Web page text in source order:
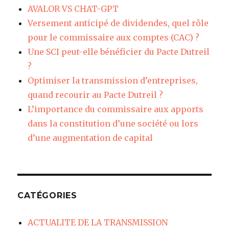
AVALOR VS CHAT-GPT
Versement anticipé de dividendes, quel rôle
pour le commissaire aux comptes (CAC) ?
Une SCI peut-elle bénéficier du Pacte Dutreil
?
Optimiser la transmission d’entreprises,
quand recourir au Pacte Dutreil ?
L’importance du commissaire aux apports
dans la constitution d’une société ou lors
d’une augmentation de capital
CATÉGORIES
ACTUALITE DE LA TRANSMISSION